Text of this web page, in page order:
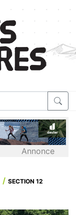
Annonce
SECTION 12